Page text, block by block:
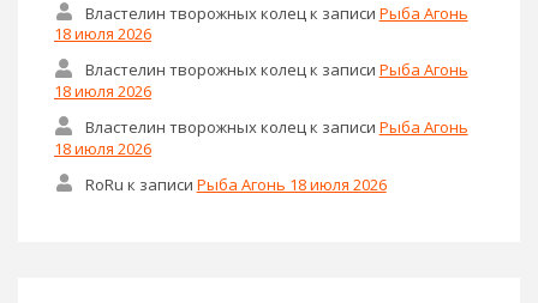
Властелин творожных колец к записи Рыба Агонь
18 июля 2026
Властелин творожных колецк записи Рыба Агонь
18 июля 2026
Властелин творожных колец к записи Рыба Агонь
18 июля 2026
RoRu к записи Рыба Агонь 18 июля 2026